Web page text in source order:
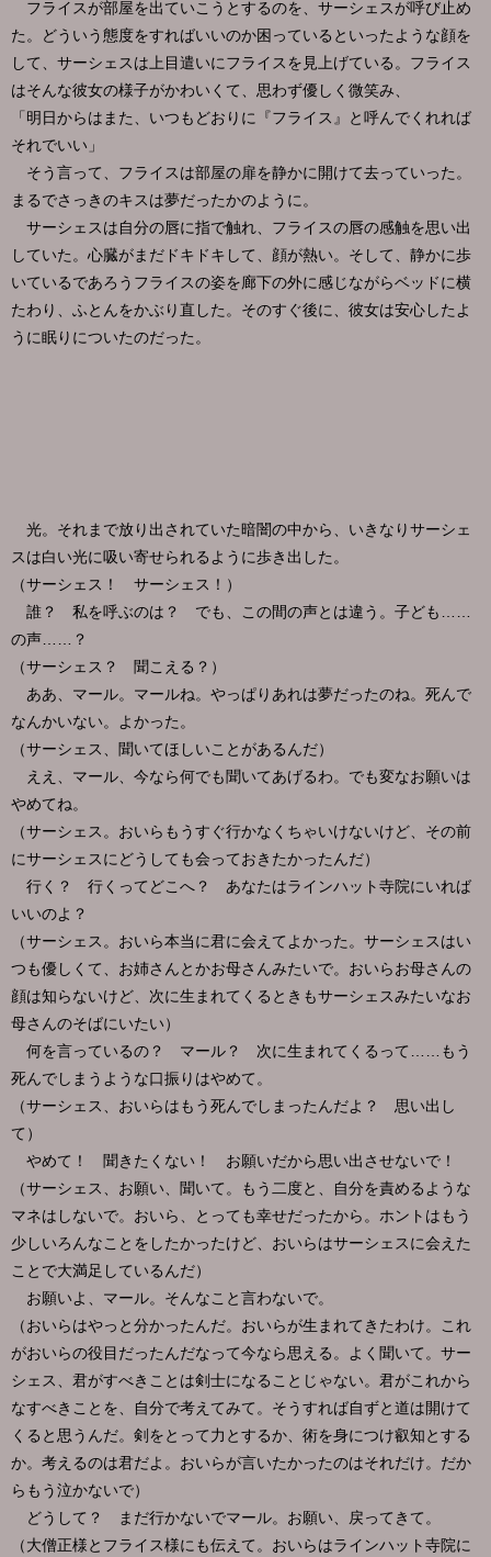
フライスが部屋を出ていこうとするのを、サーシェスが呼び止め
た。どういう態度をすればいいのか困っているといったような顔を
して、サーシェスは上目遣いにフライスを見上げている。フライス
はそんな彼女の様子がかわいくて、思わず優しく微笑み、
「明日からはまた、いつもどおりに『フライス』と呼んでくれれば
それでいい」
そう言って、フライスは部屋の扉を静かに開けて去っていった。
まるでさっきのキスは夢だったかのように。
サーシェスは自分の唇に指で触れ、フライスの唇の感触を思い出
していた。心臓がまだドキドキして、顔が熱い。そして、静かに歩
いているであろうフライスの姿を廊下の外に感じながらベッドに横
たわり、ふとんをかぶり直した。そのすぐ後に、彼女は安心したよ
うに眠りについたのだった。
光。それまで放り出されていた暗闇の中から、いきなりサーシェ
スは白い光に吸い寄せられるように歩き出した。
（サーシェス！ サーシェス！）
誰？ 私を呼ぶのは？ でも、この間の声とは違う。子ども……
の声……？
（サーシェス？ 聞こえる？）
ああ、マール。マールね。やっぱりあれは夢だったのね。死んで
なんかいない。よかった。
（サーシェス、聞いてほしいことがあるんだ）
ええ、マール、今なら何でも聞いてあげるわ。でも変なお願いは
やめてね。
（サーシェス。おいらもうすぐ行かなくちゃいけないけど、その前
にサーシェスにどうしても会っておきたかったんだ）
行く？ 行くってどこへ？ あなたはラインハット寺院にいれば
いいのよ？
（サーシェス。おいら本当に君に会えてよかった。サーシェスはい
つも優しくて、お姉さんとかお母さんみたいで。おいらお母さんの
顔は知らないけど、次に生まれてくるときもサーシェスみたいなお
母さんのそばにいたい）
何を言っているの？ マール？ 次に生まれてくるって……もう
死んでしまうような口振りはやめて。
（サーシェス、おいらはもう死んでしまったんだよ？ 思い出し
て）
やめて！ 聞きたくない！ お願いだから思い出させないで！
（サーシェス、お願い、聞いて。もう二度と、自分を責めるような
マネはしないで。おいら、とっても幸せだったから。ホントはもう
少しいろんなことをしたかったけど、おいらはサーシェスに会えた
ことで大満足しているんだ）
お願いよ、マール。そんなこと言わないで。
（おいらはやっと分かったんだ。おいらが生まれてきたわけ。これ
がおいらの役目だったんだなって今なら思える。よく聞いて。サー
シェス、君がすべきことは剣士になることじゃない。君がこれから
なすべきことを、自分で考えてみて。そうすれば自ずと道は開けて
くると思うんだ。剣をとって力とするか、術を身につけ叡知とする
か。考えるのは君だよ。おいらが言いたかったのはそれだけ。だか
らもう泣かないで）
どうして？ まだ行かないでマール。お願い、戻ってきて。
（大僧正様とフライス様にも伝えて。おいらはラインハット寺院に